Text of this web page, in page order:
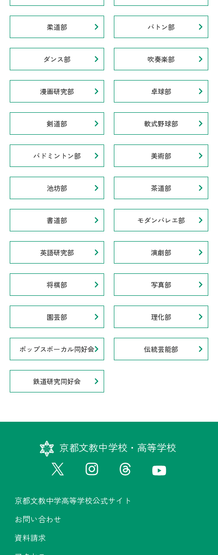
柔道部 バトン部
ダンス部 吹奏楽部
漫画研究部 卓球部
剣道部 軟式野球部
バドミントン部 美術部
池坊部 茶道部
書道部 モダンバレエ部
英語研究部 演劇部
将棋部 写真部
園芸部 理化部
ポップスボーカル同好会 伝統芸能部
鉄道研究同好会
京都文教中学校・高等学校
京都文教中学高等学校公式サイト
お問い合わせ
資料請求